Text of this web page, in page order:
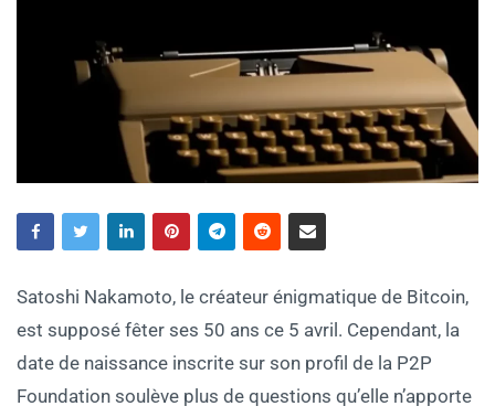
Satoshi Nakamoto, le créateur énigmatique de Bitcoin,
est supposé fêter ses 50 ans ce 5 avril. Cependant, la
date de naissance inscrite sur son profil de la P2P
Foundation soulève plus de questions qu’elle n’apporte